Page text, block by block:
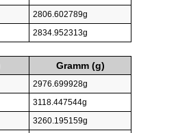
2806.602789g
2834.952313g
Gramm (g)
2976.699928g
3118.447544g
3260.195159g